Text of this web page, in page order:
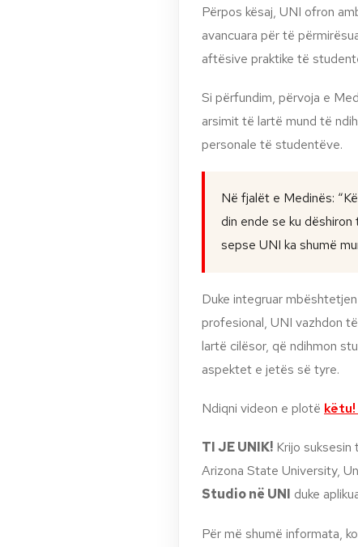
Përpos kësaj, UNI ofron
avancuara për të
aftësive praktike të
Si përfundim, përvoja e
arsimit të lartë mund të
personale të studentëve.
Në fjalët e Medinës: “
din ende se ku
sepse UNI ka shumë
Duke integruar
profesional, UNI vazhdon
lartë cilësor, që ndihmon
aspektet e jetës së tyre.
Ndiqni videon e plotë këtu!
TI JE UNIK! Krijo suksesin
Arizona State University,
Studio në UNI duke
Për më shumë informata,